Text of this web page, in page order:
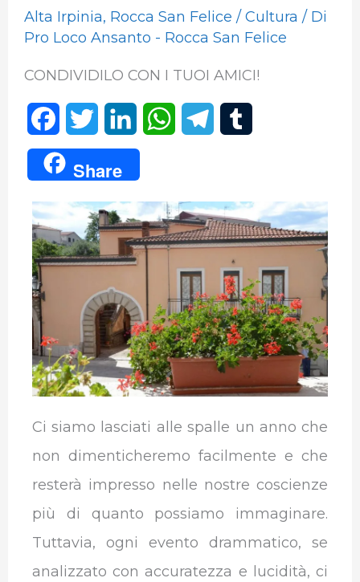
Alta Irpinia, Rocca San Felice / Cultura / Di
Pro Loco Ansanto - Rocca San Felice
CONDIVIDILO CON I TUOI AMICI!
a
c
b
k
w
i
t
t
r
i
n
k
e
I
n
W
t
s
A
p
p
e
g
a
m
b
l
r
Share
Ci siamo lasciati alle spalle un anno che
non dimenticheremo facilmente e che
resterà impresso nelle nostre coscienze
più di quanto possiamo immaginare.
Tuttavia, ogni evento drammatico, se
analizzato con accuratezza e lucidità, ci